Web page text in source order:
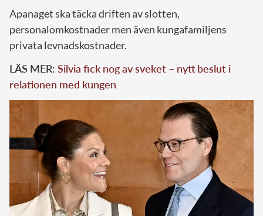
Apanaget ska täcka driften av slotten,
personalomkostnader men även kungafamiljens
privata levnadskostnader.
LÄS MER: Silvia fick nog av sveket – nytt beslut i
relationen med kungen